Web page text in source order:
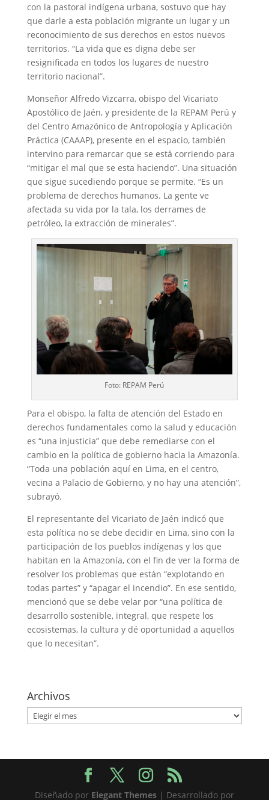
con la pastoral indígena urbana, sostuvo que hay
que darle a esta población migrante un lugar y un
reconocimiento de sus derechos en estos nuevos
territorios. “La vida que es digna debe ser
resignificada en todos los lugares de nuestro
territorio nacional”.
Monseñor Alfredo Vizcarra, obispo del Vicariato
Apostólico de Jaén, y presidente de la REPAM Perú y
del Centro Amazónico de Antropología y Aplicación
Práctica (CAAAP), presente en el espacio, también
intervino para remarcar que se está corriendo para
“mitigar el mal que se esta haciendo”. Una situación
que sigue sucediendo porque se permite. “Es un
problema de derechos humanos. La gente ve
afectada su vida por la tala, los derrames de
petróleo, la extracción de minerales”.
Foto: REPAM Perú
Para el obispo, la falta de atención del Estado en
derechos fundamentales como la salud y educación
es “una injusticia” que debe remediarse con el
cambio en la política de gobierno hacia la Amazonía.
“Toda una población aquí en Lima, en el centro,
vecina a Palacio de Gobierno, y no hay una atención”,
subrayó.
El representante del Vicariato de Jaén indicó que
esta política no se debe decidir en Lima, sino con la
participación de los pueblos indígenas y los que
habitan en la Amazonía, con el fin de ver la forma de
resolver los problemas que están “explotando en
todas partes” y “apagar el incendio”. En ese sentido,
mencionó que se debe velar por “una política de
desarrollo sostenible, integral, que respete los
ecosistemas, la cultura y dé oportunidad a aquellos
que lo necesitan”.
Archivos
Archivos
Diseñado por Elegant Themes| Desarrollado por